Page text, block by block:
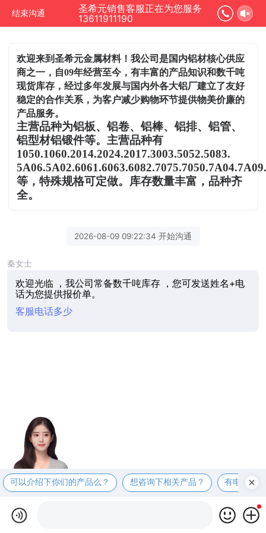
结束沟通
圣希元销售客服正在为您服务
13611911190
欢迎来到圣希元金属材料！我公司是国内铝材核心供应
商之一，自09年经营至今，有丰富的产品知识和数千吨
现货库存，经过多年发展与国内外各大铝厂建立了友好
稳定的合作关系，为客户减少购物环节提供物美价廉的
产品服务。
主营品种为铝板、铝卷、铝棒、铝排、铝管、
铝型材铝锻件等。主营品种有
1050.1060.2014.2024.2017.3003.5052.5083.
等，特殊规格可定做。库存数量丰富，品种齐
全。
2026-08-09 09:22:34 开始沟通
秦女士
欢迎光临 ，我公司常备数千吨库存 ，您可发送姓名+电
话为您提供报价单。
客服电话多少
可以介绍下你们的产品么？ 想咨询下相关产品？ 有电话联